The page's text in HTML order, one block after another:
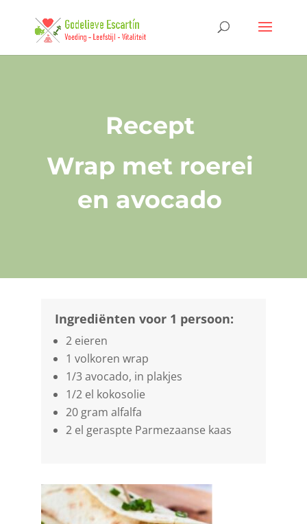
Recept
Wrap met roerei
en avocado
Ingrediënten voor 1 persoon:
2 eieren
1 volkoren wrap
1/3 avocado, in plakjes
1/2 el kokosolie
20 gram alfalfa
2 el geraspte Parmezaanse kaas